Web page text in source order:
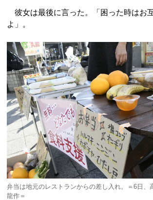
彼女は最後に言った。「困った時はお
よ」。
弁当は地元のレストランからの差し入れ。＝6日
龍作＝